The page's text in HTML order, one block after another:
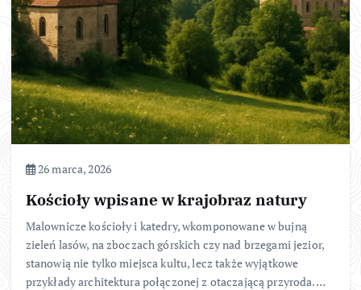
26 marca, 2026
Kościoły wpisane w krajobraz natury
Malownicze kościoły i katedry, wkomponowane w bujną
zieleń lasów, na zboczach górskich czy nad brzegami jezior,
stanowią nie tylko miejsca kultu, lecz także wyjątkowe
przykłady architektura połączonej z otaczającą przyroda.…